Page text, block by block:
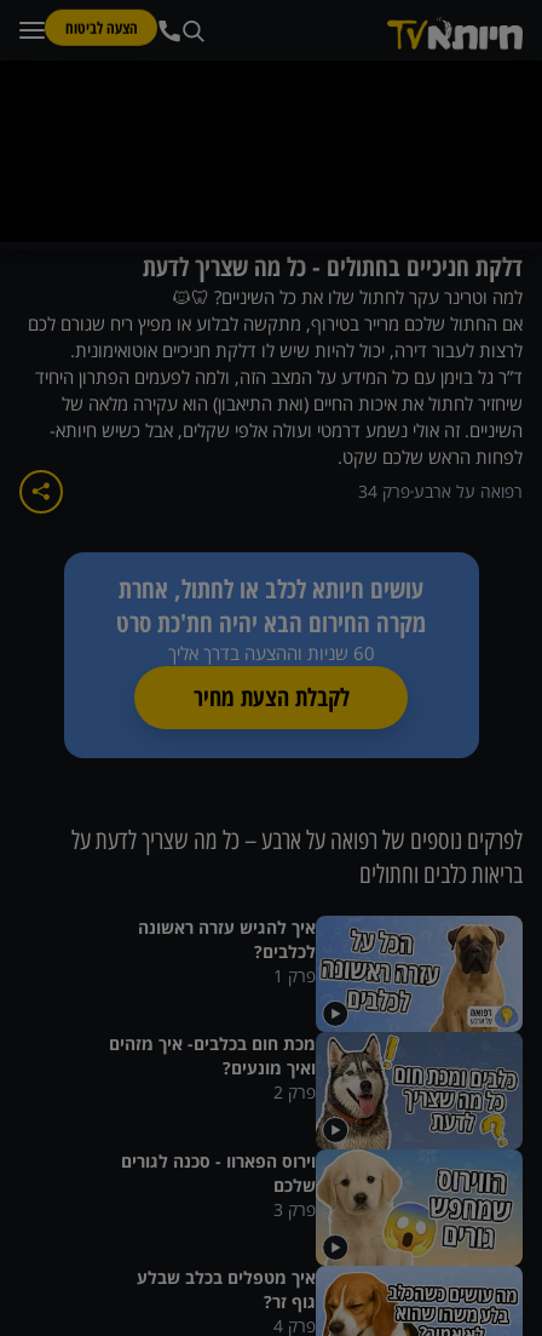
הצעה לביטוח
דלקת חניכיים בחתולים - כל מה שצריך לדעת
למה וטרינר עקר לחתול שלו את כל השיניים? 🦷🐱
אם החתול שלכם מרייר בטירוף, מתקשה לבלוע או מפיץ ריח שגורם לכם
לרצות לעבור דירה, יכול להיות שיש לו דלקת חניכיים אוטואימונית.
ד”ר גל בוימן עם כל המידע על המצב הזה, ולמה לפעמים הפתרון היחיד
שיחזיר לחתול את איכות החיים (ואת התיאבון) הוא עקירה מלאה של
השיניים. זה אולי נשמע דרמטי ועולה אלפי שקלים, אבל כשיש חיותא-
לפחות הראש שלכם שקט.
פרק 34 רפואה על ארבע
עושים חיותא לכלב או לחתול, אחרת
מקרה החירום הבא יהיה חת'כת סרט
60 שניות וההצעה בדרך אליך
לקבלת הצעת מחיר
לפרקים נוספים של רפואה על ארבע – כל מה שצריך לדעת על
בריאות כלבים וחתולים
איך להגיש עזרה ראשונה
לכלבים?
פרק 1
מכת חום בכלבים- איך מזהים
ואיך מונעים?
פרק2
וירוס הפארוו - סכנה לגורים
שלכם
פרק 3
איך מטפלים בכלב שבלע
גוף זר?
פרק4